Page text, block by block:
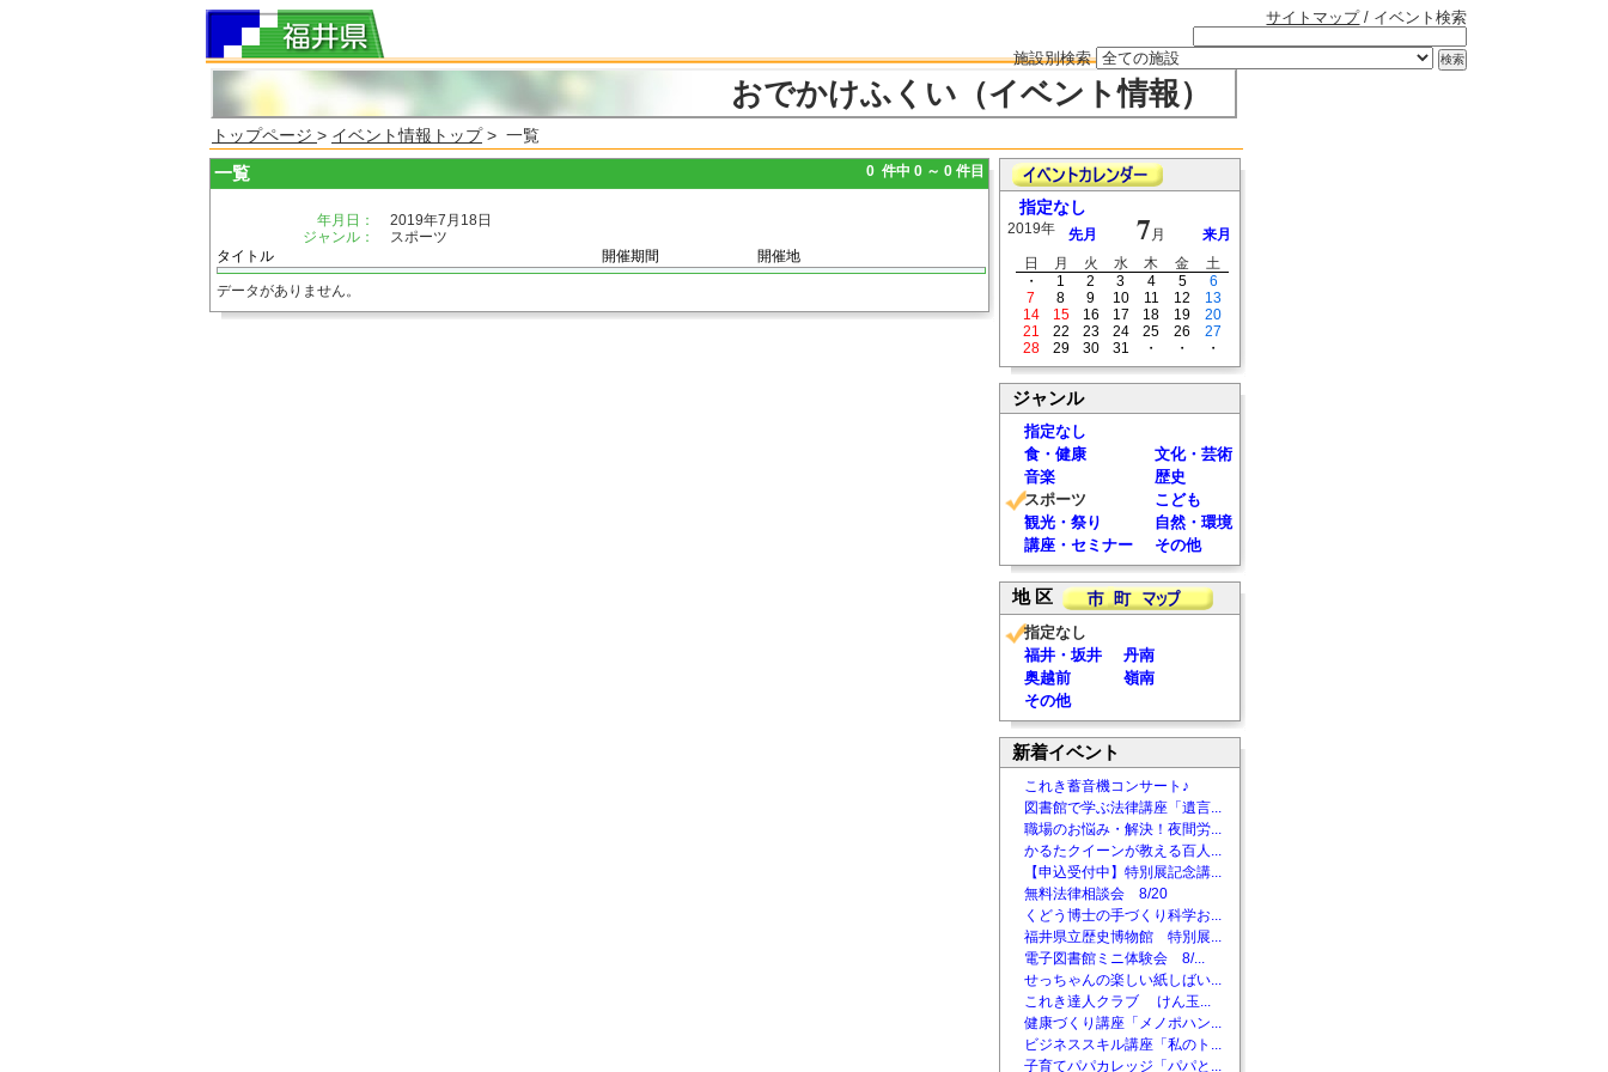
サイトマップ/ イベント検索
施設別検索
おでかけふくい（イベント情報）
トップページ > イベント情報トップ> 一覧
一覧 0 件中 0 ～ 0 件目
年月日：
2019年7月18日
ジャンル：
スポーツ
タイトル
開催期間 開催地
データがありません。
指定なし
2019年 先月 7 月
来月
日
月 火 水 木 金
土
・
1 2 3 4 5
6
7
8 9 10 11 12
13
14
15 16 17 18 19
20
21
22 23 24 25 26
27
28
29 30 31 ・ ・ ・
ジャンル
指定なし
食・健康
文化・芸術
音楽
歴史
スポーツ
こども
観光・祭り
自然・環境
講座・セミナー
その他
地 区
指定なし
福井・坂井
丹南
奥越前
嶺南
その他
新着イベント
これき蓄音機コンサート♪
図書館で学ぶ法律講座「遺言...
職場のお悩み・解決！夜間労...
かるたクイーンが教える百人...
【申込受付中】特別展記念講...
無料法律相談会 8/20
くどう博士の手づくり科学お...
福井県立歴史博物館 特別展...
電子図書館ミニ体験会 8/...
せっちゃんの楽しい紙しばい...
これき達人クラブ けん玉...
健康づくり講座「メノポハン...
ビジネススキル講座「私のト...
子育てパパカレッジ「パパと...